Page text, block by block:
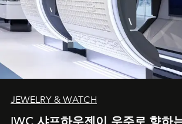
JEWELRY & WATCH
IWC 샤프하우젠이 우주로 향하